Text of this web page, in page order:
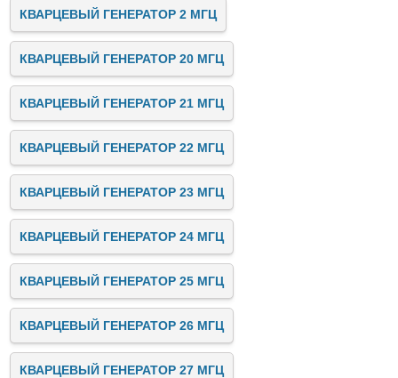
КВАРЦЕВЫЙ ГЕНЕРАТОР 2 МГЦ
КВАРЦЕВЫЙ ГЕНЕРАТОР 20 МГЦ
КВАРЦЕВЫЙ ГЕНЕРАТОР 21 МГЦ
КВАРЦЕВЫЙ ГЕНЕРАТОР 22 МГЦ
КВАРЦЕВЫЙ ГЕНЕРАТОР 23 МГЦ
КВАРЦЕВЫЙ ГЕНЕРАТОР 24 МГЦ
КВАРЦЕВЫЙ ГЕНЕРАТОР 25 МГЦ
КВАРЦЕВЫЙ ГЕНЕРАТОР 26 МГЦ
КВАРЦЕВЫЙ ГЕНЕРАТОР 27 МГЦ